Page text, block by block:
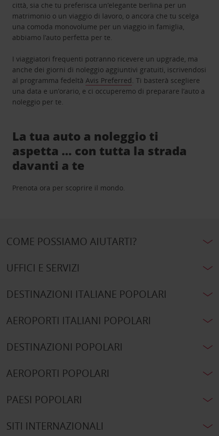
città, sia che tu preferisca un’elegante berlina per un
matrimonio o un viaggio di lavoro, o ancora che tu scelga
una comoda monovolume per un viaggio in famiglia,
abbiamo l’auto perfetta per te.
I viaggiatori frequenti potranno ricevere un upgrade, ma
anche dei giorni di noleggio aggiuntivi gratuiti, iscrivendosi
al programma fedeltàAvis Preferred. Ti basterà scegliere
una data e un’orario, e ci occuperemo di preparare l’auto a
noleggio per te.
La tua auto a noleggio ti
aspetta … con tutta la strada
davanti a te
Prenota ora per scoprire il mondo.
COME POSSIAMO AIUTARTI?
UFFICI E SERVIZI
DESTINAZIONI ITALIANE POPOLARI
AEROPORTI ITALIANI POPOLARI
DESTINAZIONI POPOLARI
AEROPORTI POPOLARI
PAESI POPOLARI
SITI INTERNAZIONALI